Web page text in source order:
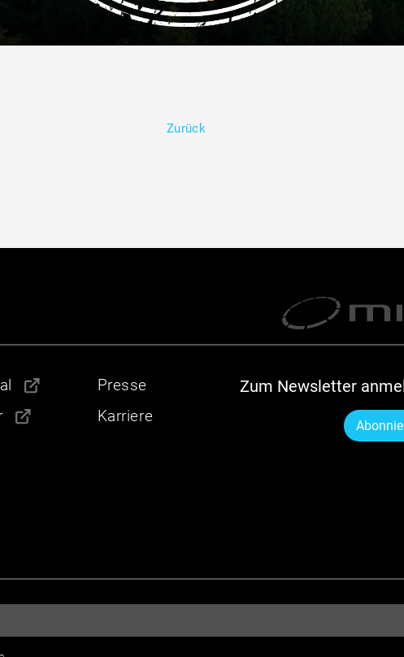
Zurück
Presse
Karriere
Zum Newsletter